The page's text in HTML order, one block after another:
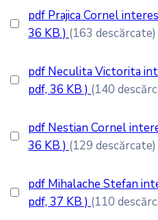
pdf Prajica Cornel
36 KB ) (163 descărcate)
pdf Neculita Victorita
pdf, 36 KB ) (140
pdf Nestian Cornel
36 KB ) (129 descărcate)
pdf Mihalache Stefan
pdf, 37 KB ) (110